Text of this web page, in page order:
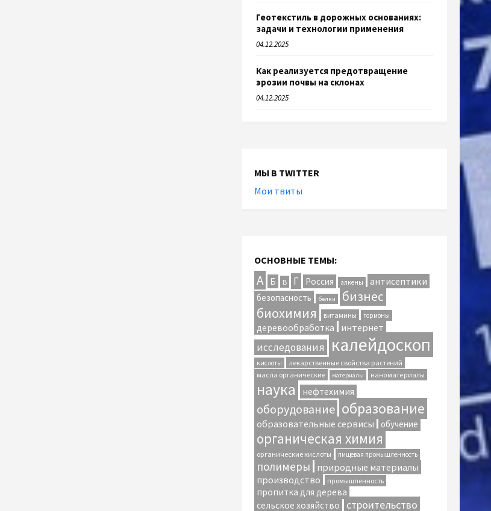
Геотекстиль в дорожных основаниях:
задачи и технологии применения
04.12.2025
Как реализуется предотвращение
эрозии почвы на склонах
04.12.2025
МЫ В TWITTER
Мои твиты
ОСНОВНЫЕ ТЕМЫ:
А Б В Г Россия алкены антисептики
безопасность белки бизнес
биохимия витамины гормоны
деревообработка интернет
исследования калейдоскоп
кислоты
лекарственные свойства растений
масла органические
материалы наноматериалы
наука нефтехимия
оборудование образование
образовательные сервисы обучение
органическая химия
органические кислоты пищевая промышленность
полимеры
природные материалы
производство
промышленность
пропитка для дерева
сельское хозяйство
строительство